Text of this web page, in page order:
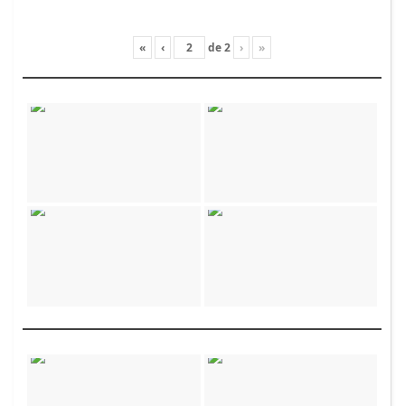
« ‹ de2 › »